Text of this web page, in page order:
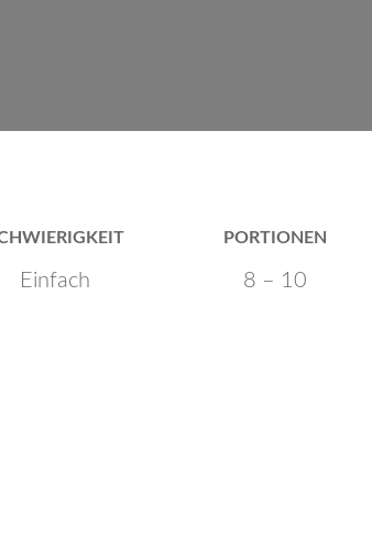
Einfach
PORTIONEN
8 – 10